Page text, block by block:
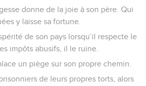
donne de la joie à son père. Qui
y laisse sa fortune.
de son pays lorsqu’il respecte le
impôts abusifs, il le ruine.
un piège sur son propre chemin.
de leurs propres torts, alors